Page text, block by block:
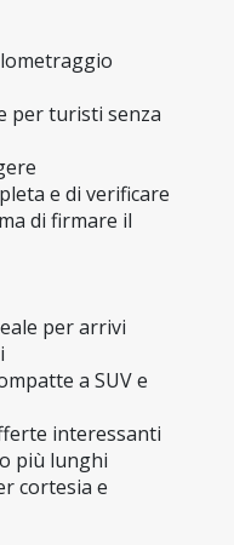
per turisti senza
e di verificare
di firmare il
per arrivi
a SUV e
interessanti
più lunghi
cortesia e